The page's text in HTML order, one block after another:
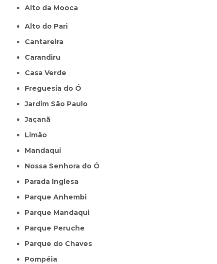
Alto da Mooca
Alto do Pari
Cantareira
Carandiru
Casa Verde
Freguesia do Ó
Jardim São Paulo
Jaçanã
Limão
Mandaqui
Nossa Senhora do Ó
Parada Inglesa
Parque Anhembi
Parque Mandaqui
Parque Peruche
Parque do Chaves
Pompéia